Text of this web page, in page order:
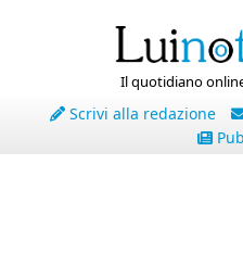
Il quotidiano
Scrivi alla redazione